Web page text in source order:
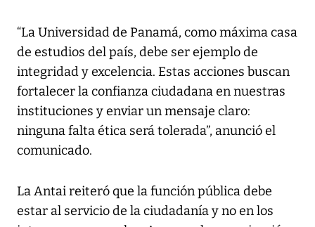
“La Universidad de Panamá, como máxima casa
de estudios del país, debe ser ejemplo de
integridad y excelencia. Estas acciones buscan
fortalecer la confianza ciudadana en nuestras
instituciones y enviar un mensaje claro:
ninguna falta ética será tolerada”, anunció el
comunicado.
La Antai reiteró que la función pública debe
estar al servicio de la ciudadanía y no en los